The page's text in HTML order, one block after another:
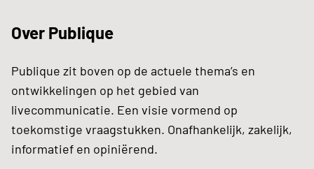
Over Publique
Publique zit boven op de actuele thema’s en
ontwikkelingen op het gebied van
livecommunicatie. Een visie vormend op
toekomstige vraagstukken. Onafhankelijk, zakelijk,
informatief en opiniërend.